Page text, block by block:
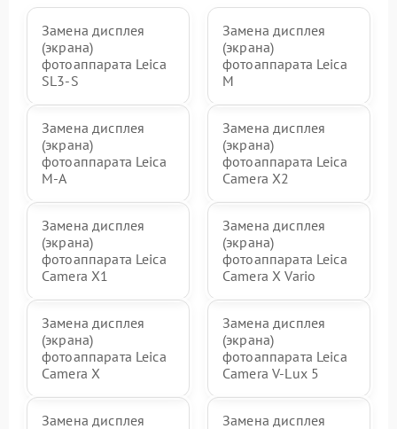
Замена дисплея
(экрана)
фотоаппарата Leica
SL3‑S
Замена дисплея
(экрана)
фотоаппарата Leica
M
Замена дисплея
(экрана)
фотоаппарата Leica
M-A
Замена дисплея
(экрана)
фотоаппарата Leica
Camera X2
Замена дисплея
(экрана)
фотоаппарата Leica
Camera X1
Замена дисплея
(экрана)
фотоаппарата Leica
Camera X Vario
Замена дисплея
(экрана)
фотоаппарата Leica
Camera X
Замена дисплея
(экрана)
фотоаппарата Leica
Camera V-Lux 5
Замена дисплея
Замена дисплея